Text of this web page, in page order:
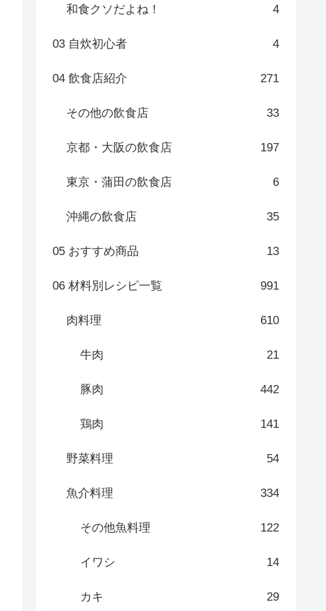
和食クソだよね！ 4
03 自炊初心者 4
04 飲食店紹介 271
その他の飲食店 33
京都・大阪の飲食店 197
東京・蒲田の飲食店 6
沖縄の飲食店 35
05 おすすめ商品 13
06 材料別レシピ一覧 991
肉料理 610
牛肉 21
豚肉 442
鶏肉 141
野菜料理 54
魚介料理 334
その他魚料理 122
イワシ 14
カキ 29